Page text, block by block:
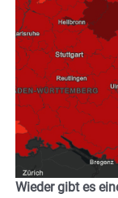
Wieder gibt es